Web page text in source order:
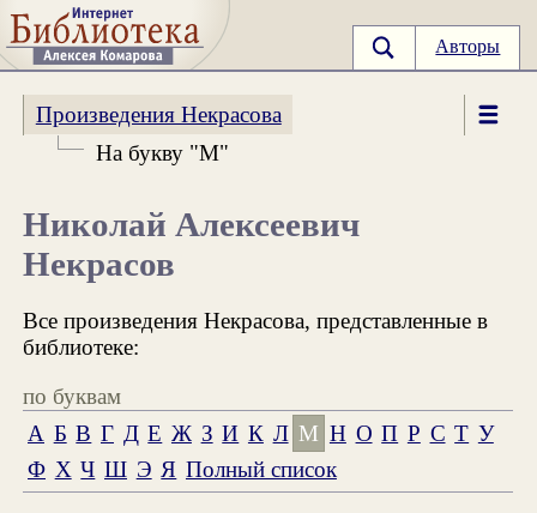
Авторы
Произведения Некрасова
На букву "М"
Николай Алексеевич
Некрасов
Все произведения Некрасова, представленные в
библиотеке:
по буквам
А Б В Г Д Е Ж З И К Л М Н О П Р С Т У
Ф Х Ч Ш Э Я Полный список